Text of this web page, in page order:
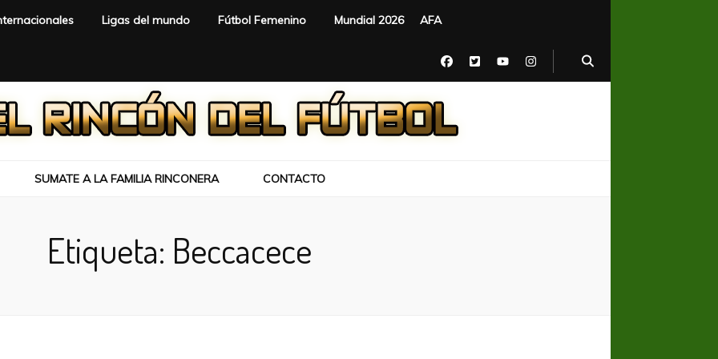
Ligas del mundo Fútbol Femenino Mundial 2026 AFA
SUMATE A LA FAMILIA RINCONERA CONTACTO
Etiqueta: Beccacece